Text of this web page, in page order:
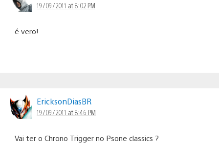
19/09/2011 at 8:02 PM
é vero!
EricksonDiasBR
19/09/2011 at 8:46 PM
Vai ter o Chrono Trigger no Psone classics ?